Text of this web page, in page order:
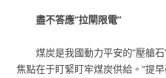
盡不答應“拉閘限電”
煤炭是我國動力平安的“壓艙
焦點在于盯緊盯牢煤炭供給。“提